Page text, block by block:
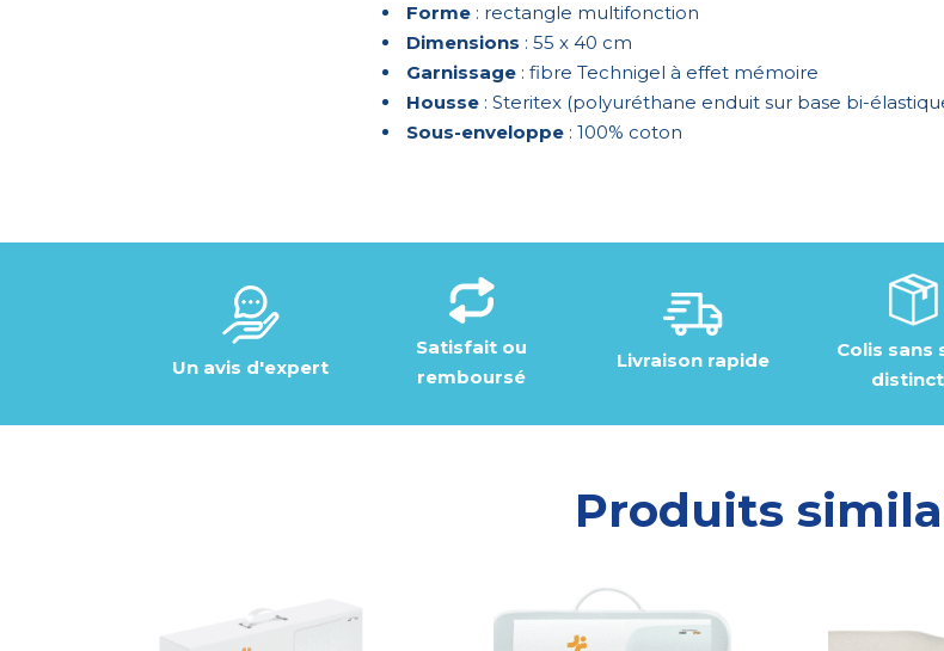
Forme : rectangle multifonction
Dimensions : 55 x 40 cm
Garnissage : fibre Technigel à effet mémoire
Housse : Steritex (polyuréthane enduit sur base bi-
Sous-enveloppe : 100% coton
Un avis d'expert
Satisfait ou
remboursé
Livraison rapide
Colis sans
Produits